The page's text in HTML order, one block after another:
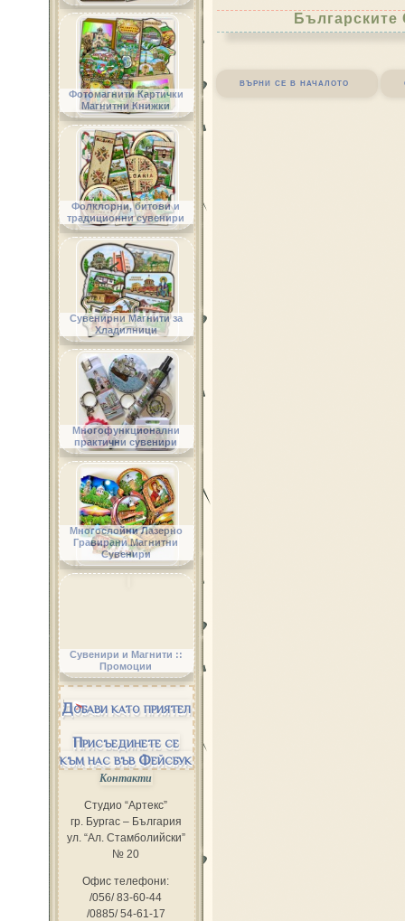
върни се в началото
Фотомагнити Картички
Магнитни Книжки
Фолклорни, битови и
традиционни сувенири
Сувенирни Магнити за
Хладилници
Многофункционални
практични сувенири
Многослойни Лазерно
Гравирани Магнитни
Сувенири
Сувенири и Магнити ::
Промоции
Добави като приятел
Присъединете се
към нас във Фейсбук
Контакти
Студио “Артекс”
гр. Бургас – България
ул. “Ал. Стамболийски”
№ 20
Офис телефони:
/056/ 83-60-44
/0885/ 54-61-17